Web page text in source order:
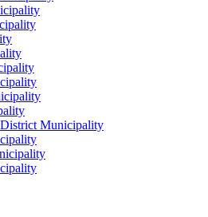
Municipality